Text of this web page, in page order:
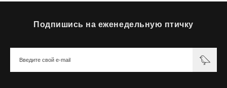
Подпишись на еженедельную птичку